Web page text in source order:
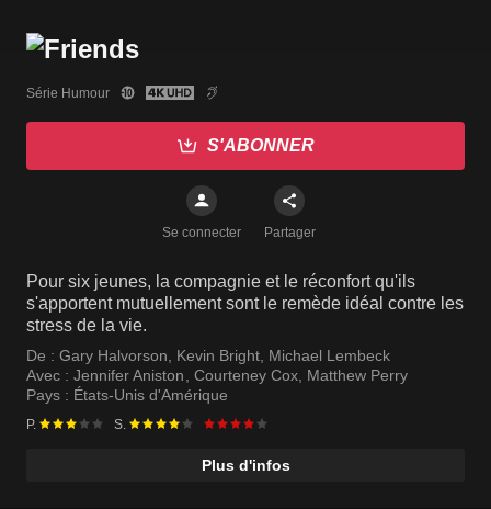
Série Humour
S'ABONNER
Se connecter Partager
Pour six jeunes, la compagnie et le réconfort qu'ils
s'apportent mutuellement sont le remède idéal contre les
stress de la vie.
De : Gary Halvorson, Kevin Bright, Michael Lembeck
Avec : Jennifer Aniston, Courteney Cox, Matthew Perry
Pays : États-Unis d'Amérique
P. S.
Plus d'infos